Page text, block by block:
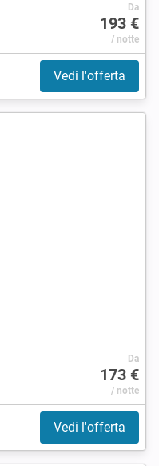
Da
193 €
/ notte
Vedi l'offerta
Da
173 €
/ notte
Vedi l'offerta